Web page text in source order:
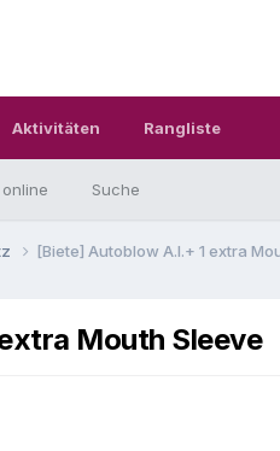
Suche
Aktivitäten Rangliste
[Biete] Autoblow A.I.+ 1 extra
Mouth Sleeve